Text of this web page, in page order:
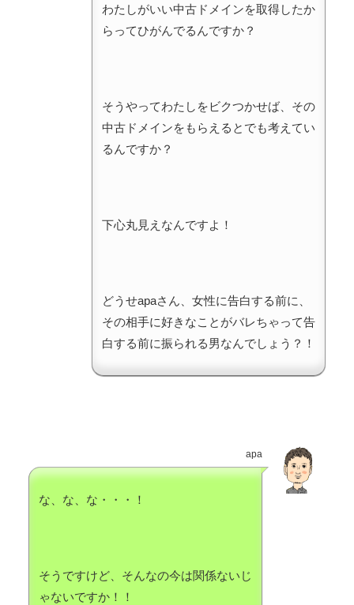
わたしがいい中古ドメインを取得したか
らってひがんでるんですか？
そうやってわたしをビクつかせば、その
中古ドメインをもらえるとでも考えてい
るんですか？
下心丸見えなんですよ！
どうせapaさん、女性に告白する前に、
その相手に好きなことがバレちゃって告
白する前に振られる男なんでしょう？！
apa
な、な、な・・・！
そうですけど、そんなの今は関係ないじ
ゃないですか！！